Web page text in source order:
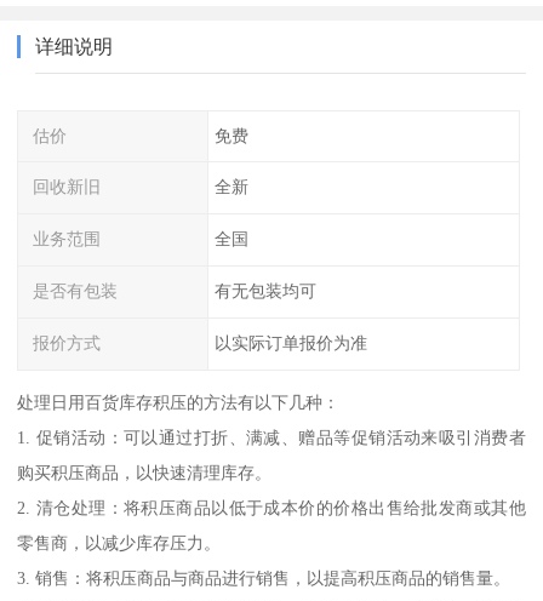
详细说明
估价 免费
回收新旧 全新
业务范围 全国
是否有包装 有无包装均可
报价方式 以实际订单报价为准
处理日用百货库存积压的方法有以下几种：
1. 促销活动：可以通过打折、满减、赠品等促销活动来吸引消费者
购买积压商品，以快速清理库存。
2. 清仓处理：将积压商品以低于成本价的价格出售给批发商或其他
零售商，以减少库存压力。
3. 销售：将积压商品与商品进行销售，以提高积压商品的销售量。